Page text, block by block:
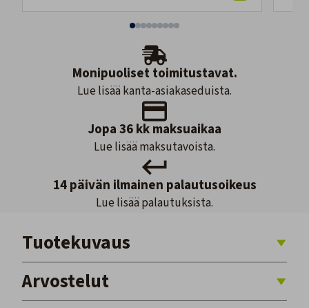
Monipuoliset toimitustavat.
Lue lisää kanta-asiakaseduista.
Jopa 36 kk maksuaikaa
Lue lisää maksutavoista.
14 päivän ilmainen palautusoikeus
Lue lisää palautuksista.
Tuotekuvaus
Arvostelut